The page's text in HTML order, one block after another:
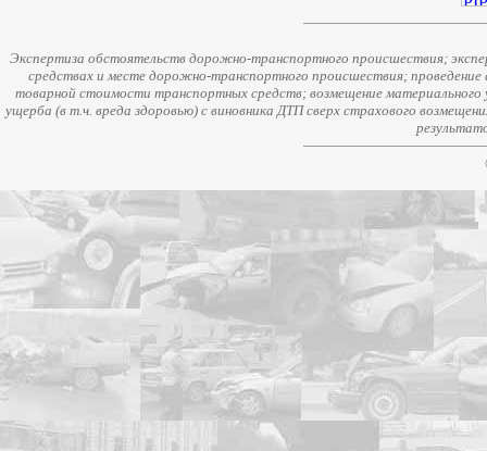
Экспертиза обстоятельств дорожно-транспортного происшествия;
средствах и месте дорожно-транспортного происшествия;
товарной стоимости транспортных средств; возмещение
ущерба (в т.ч. вреда здоровью) с виновника ДТП сверх страхового